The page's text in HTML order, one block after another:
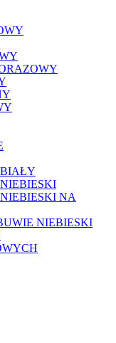
NA
NIEBIESKI